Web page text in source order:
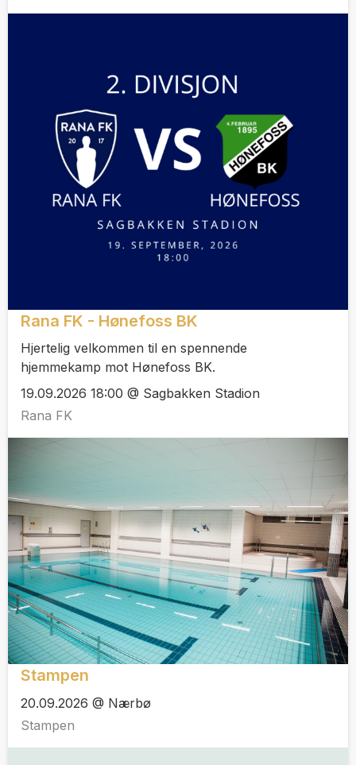
Rana FK - Hønefoss BK
Hjertelig velkommen til en spennende
hjemmekamp mot Hønefoss BK.
19.09.2026 18:00 @ Sagbakken Stadion
Rana FK
Stampen
20.09.2026 @ Nærbø
Stampen